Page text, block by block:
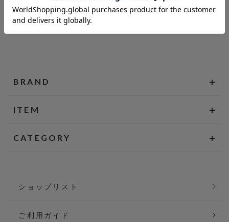
BRAND
ITEM
CATEGORY
ショップリスト
ご利用ガイド